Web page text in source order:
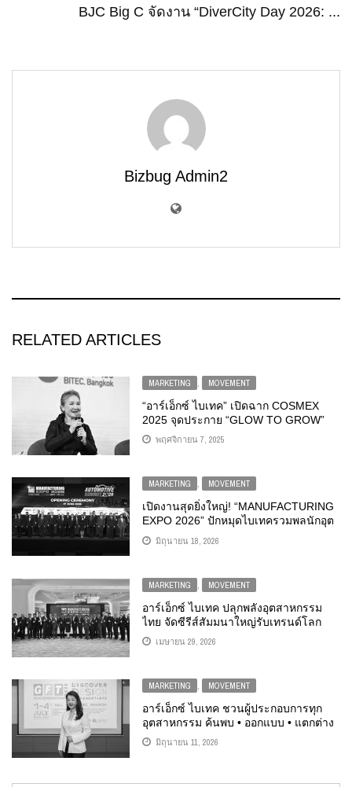
BJC Big C จัดงาน “DiverCity Day 2026: ...
Bizbug Admin2
RELATED ARTICLES
MARKETING MOVEMENT
“อาร์เอ็กซ์ ไบเทค” เปิดฉาก COSMEX
2025 จุดประกาย “GLOW TO GROW”
หนุนอุตสาหกรรมความงามอาเซียนสู่เวที
โลก”
พฤศจิกายน 7, 2025
MARKETING , MOVEMENT
เปิดงานสุดยิ่งใหญ่! “MANUFACTURING
EXPO 2026” ปักหมุดไบเทครวมพลนักอุต
สากรรมโลก โชว์นวัตกรรมจัดการ
พลังงาน – บริหารต้นทุนอัจฉริยะ – อัป
มิถุนายน 18, 2026
MARKETING MOVEMENT
อาร์เอ็กซ์ ไบเทค ปลุกพลังอุตสาหกรรม
ไทย จัดซีรีส์สัมมนาใหญ่รับเทรนด์โลก
ก่อนลุยงาน MANUFACTURING EXPO
2026
เมษายน 29, 2026
MARKETING , MOVEMENT
อาร์เอ็กซ์ ไบเทค ชวนผู้ประกอบการทุก
อุตสาหกรรม ค้นพบ • ออกแบบ • แตกต่าง
ในงาน GFT 2026 ร่วมสร้างจุดแข็งให้
เครื่องนุ่งห่มเพื่อความสำเร็จอย่างยั่งยืนให้
มิถุนายน 11, 2026